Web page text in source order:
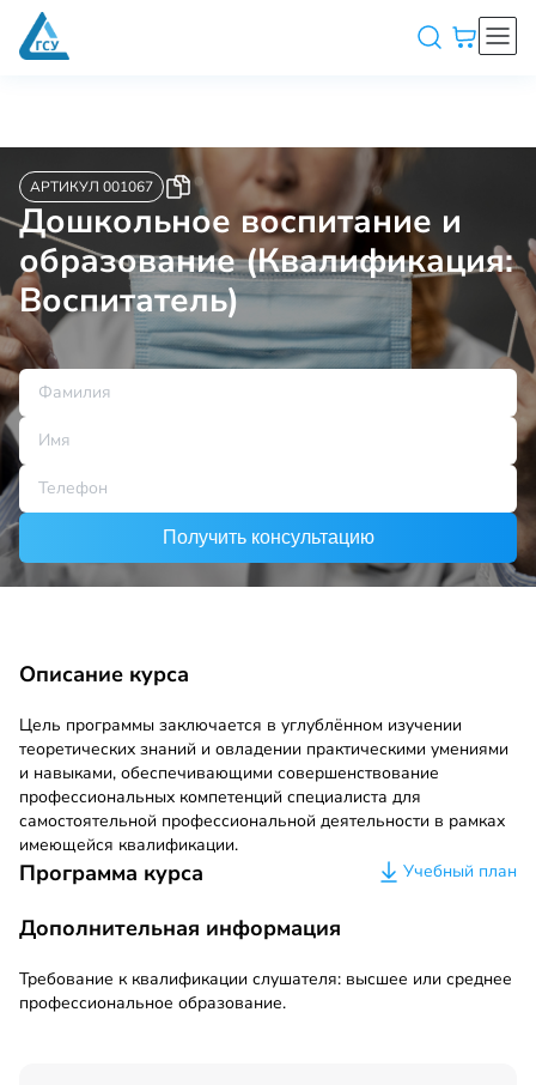
АРТИКУЛ 001067
Дошкольное воспитание и
образование (Квалификация:
Воспитатель)
Получить консультацию
Описание курса
Цель программы заключается в углублённом изучении
теоретических знаний и овладении практическими умениями
и навыками, обеспечивающими совершенствование
профессиональных компетенций специалиста для
самостоятельной профессиональной деятельности в рамках
имеющейся квалификации.
Программа курса Учебный план
Дополнительная информация
Требование к квалификации слушателя: высшее или среднее
профессиональное образование.